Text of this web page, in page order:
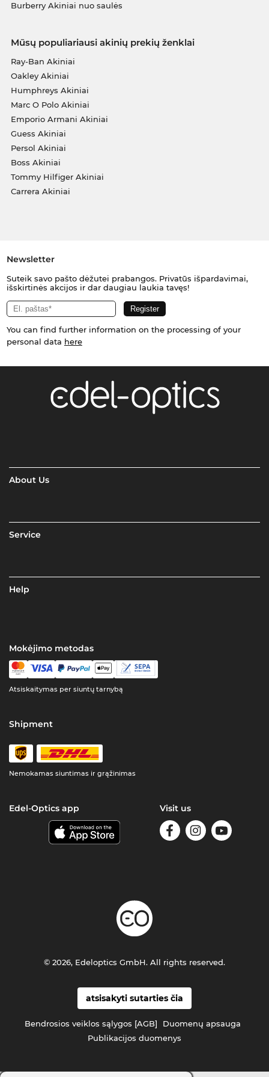
Burberry Akiniai nuo saulės
Mūsų populiariausi akinių prekių ženklai
Ray-Ban Akiniai
Oakley Akiniai
Humphreys Akiniai
Marc O Polo Akiniai
Emporio Armani Akiniai
Guess Akiniai
Persol Akiniai
Boss Akiniai
Tommy Hilfiger Akiniai
Carrera Akiniai
Newsletter
Suteik savo pašto dėžutei prabangos. Privatūs išpardavimai,
išskirtinės akcijos ir dar daugiau laukia tavęs!
You can find further information on the processing of your
personal data here
About Us
Service
Help
Mokėjimo metodas
Atsiskaitymas per siuntų tarnybą
Shipment
Nemokamas siuntimas ir grąžinimas
Edel-Optics app Visit us
atsisakyti sutarties čia
Bendrosios veiklos sąlygos [AGB]
Duomenų apsauga
Publikacijos duomenys
© 2026, Edeloptics GmbH. All rights reserved.